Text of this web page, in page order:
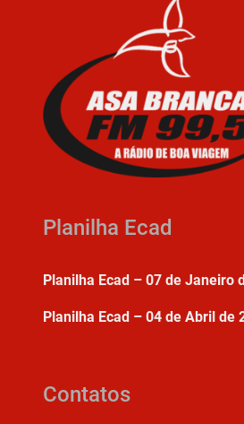
Planilha Ecad
Planilha Ecad – 07 de Janeiro
Planilha Ecad – 04 de Abril de
Contatos